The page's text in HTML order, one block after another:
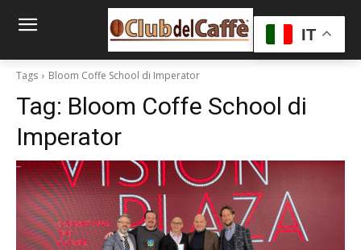
Tags Bloom Coffe School di Imperator
Tag: Bloom Coffe School di
Imperator
IT